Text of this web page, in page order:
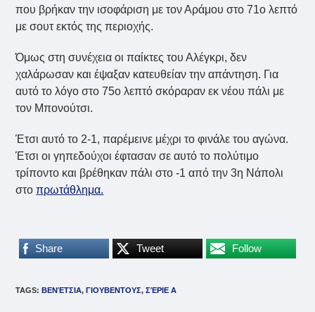
που βρήκαν την ισοφάριση με τον Αράμου στο 71ο λεπτό
με σουτ εκτός της περιοχής.
Όμως στη συνέχεια οι παίκτες του Αλέγκρι, δεν
χαλάρωσαν και έψαξαν κατευθείαν την απάντηση. Για
αυτό το λόγο στο 75ο λεπτό σκόραραν εκ νέου πάλι με
τον Μπονούτσι.
Έτσι αυτό το 2-1, παρέμεινε μέχρι το φινάλε του αγώνα.
Έτσι οι γηπεδούχοι έφτασαν σε αυτό το πολύτιμο
τρίποντο και βρέθηκαν πάλι στο -1 από την 3η Νάπολι
στοπρωτάθλημα.
Share Tweet Follow
TAGS: ΒΕΝΈΤΣΙΑ, ΓΙΟΥΒΕΝΤΟΥΣ, ΣΈΡΙΕ Α